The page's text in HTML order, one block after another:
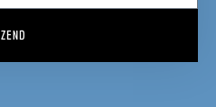
ZEND